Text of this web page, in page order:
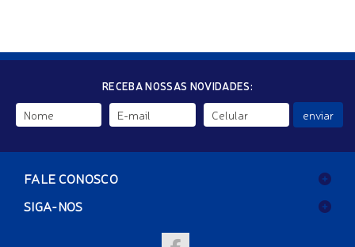
RECEBA NOSSAS NOVIDADES:
enviar
FALE CONOSCO
SIGA-NOS